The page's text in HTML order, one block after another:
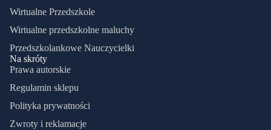
Wirtualne Przedszkole
Wirtualne przedszkolne maluchy
Przedszkolankowe Nauczycielki
Na skróty
Prawa autorskie
Regulamin sklepu
Polityka prywatności
Zwroty i reklamacje